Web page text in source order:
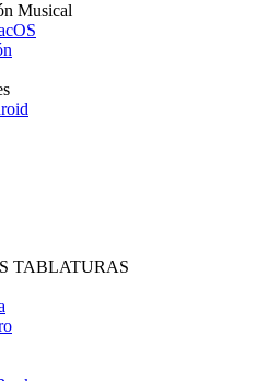
Musical
TABLATURAS